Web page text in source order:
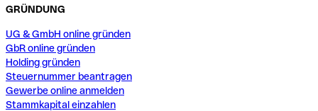
GRÜNDUNG
UG & GmbH online gründen
GbR online gründen
Holding gründen
Steuernummer beantragen
Gewerbe online anmelden
Stammkapital einzahlen